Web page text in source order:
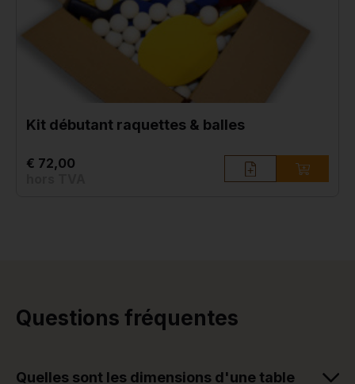
Kit débutant raquettes & balles
€ 72,00
Questions fréquentes
Quelles sont les dimensions d'une table